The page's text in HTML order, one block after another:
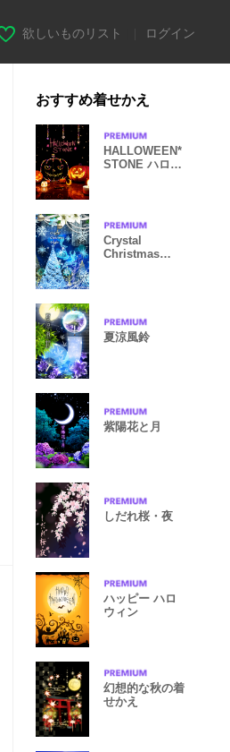
欲しいものリスト ログイン
おすすめ着せかえ
HALLOWEEN*
STONE ハロウ
Crystal
Christmas
夏涼風鈴
紫陽花と月
しだれ桜・夜
ハッピー ハロ
ウィン
幻想的な秋の着
せかえ